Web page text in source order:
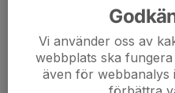
Vi använder oss av
webbplats ska
även för webbanalys